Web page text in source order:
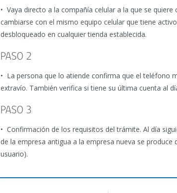
• Vaya directo a la compañía celular a la que se
cambiarse con el mismo equipo celular que tiene
desbloqueado en cualquier tienda establecida.
PASO 2
• La persona que lo atiende confirma que el teléfono
extravío. También verifica si tiene su última cuenta al
PASO 3
• Confirmación de los requisitos del trámite. Al día
de la empresa antigua a la empresa nueva se
usuario).